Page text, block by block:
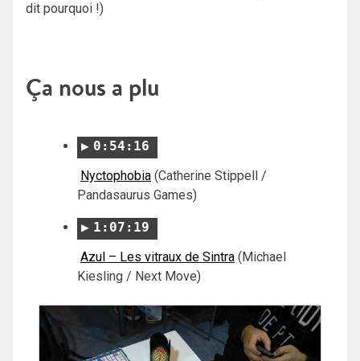
dit pourquoi !)
Ça nous a plu
0:54:16
Nyctophobia (Catherine Stippell /
Pandasaurus Games)
1:07:19
Azul – Les vitraux de Sintra (Michael
Kiesling / Next Move)